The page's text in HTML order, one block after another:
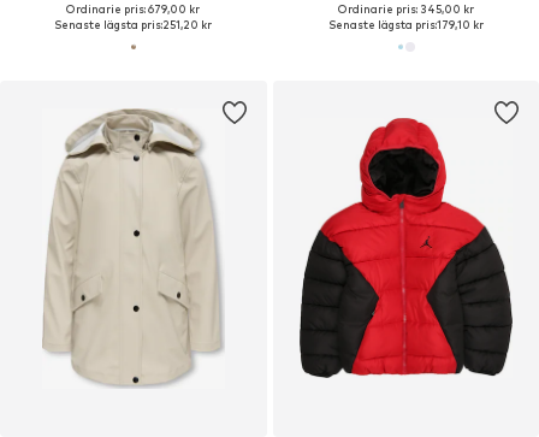
Ordinarie pris: 679,00 kr
Senaste lägsta pris:251,20 kr
Ordinarie pris: 345,00 kr
Senaste lägsta pris:179,10 kr